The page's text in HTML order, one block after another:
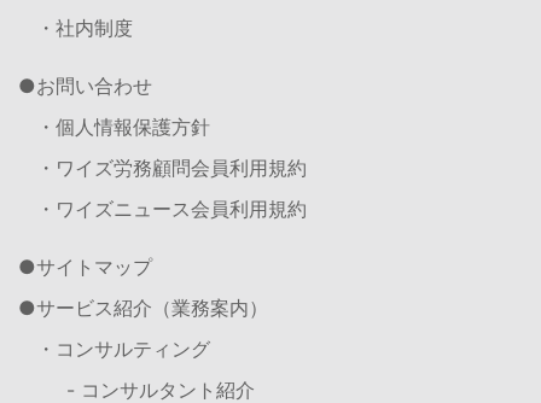
・社内制度
お問い合わせ
・個人情報保護方針
・ワイズ労務顧問会員利用規約
・ワイズニュース会員利用規約
サイトマップ
サービス紹介（業務案内）
・コンサルティング
- コンサルタント紹介